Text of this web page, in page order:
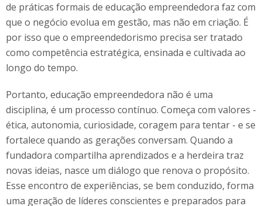
de práticas formais de educação empreendedora faz com
que o negócio evolua em gestão, mas não em criação. É
por isso que o empreendedorismo precisa ser tratado
como competência estratégica, ensinada e cultivada ao
longo do tempo.
Portanto, educação empreendedora não é uma
disciplina, é um processo contínuo. Começa com valores -
ética, autonomia, curiosidade, coragem para tentar - e se
fortalece quando as gerações conversam. Quando a
fundadora compartilha aprendizados e a herdeira traz
novas ideias, nasce um diálogo que renova o propósito.
Esse encontro de experiências, se bem conduzido, forma
uma geração de líderes conscientes e preparados para